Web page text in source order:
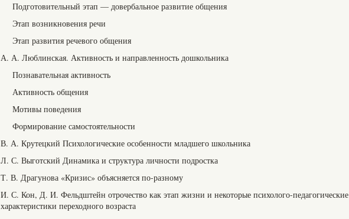
Подготовительный этап — довербальное развитие общения
Этап возникновения речи
Этап развития речевого общения
А. А. Люблинская. Активность и направленность дошкольника
Познавательная активность
Активность общения
Мотивы поведения
Формирование самостоятельности
В. А. Крутецкий Психологические особенности младшего школьника
Л. С. Выготский Динамика и структура личности подростка
Т. В. Драгунова «Кризис» объясняется по-разному
И. С. Кон, Д. И. Фельдштейн отрочество как этап жизни и некоторые психолого-педагогические
характеристики переходного возраста